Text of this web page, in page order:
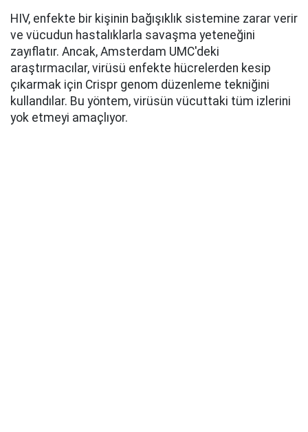
HIV, enfekte bir kişinin bağışıklık sistemine zarar verir
ve vücudun hastalıklarla savaşma yeteneğini
zayıflatır. Ancak, Amsterdam UMC'deki
araştırmacılar, virüsü enfekte hücrelerden kesip
çıkarmak için Crispr genom düzenleme tekniğini
kullandılar. Bu yöntem, virüsün vücuttaki tüm izlerini
yok etmeyi amaçlıyor.